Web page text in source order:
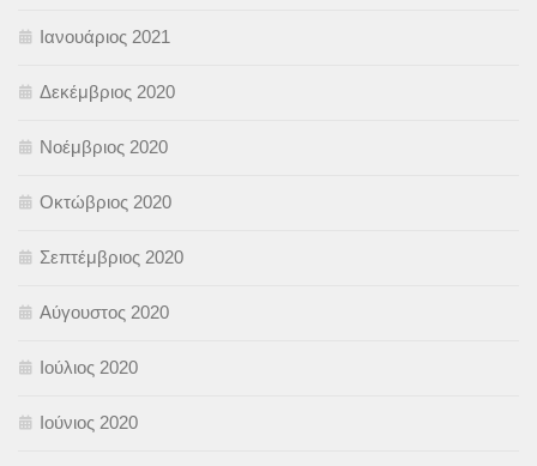
Ιανουάριος 2021
Δεκέμβριος 2020
Νοέμβριος 2020
Οκτώβριος 2020
Σεπτέμβριος 2020
Αύγουστος 2020
Ιούλιος 2020
Ιούνιος 2020